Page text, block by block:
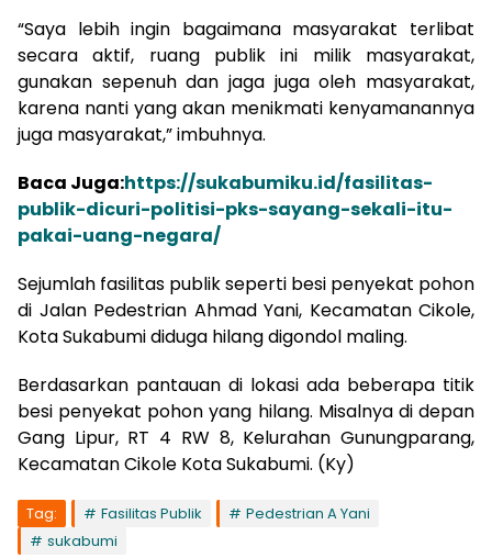
“Saya lebih ingin bagaimana masyarakat terlibat
secara aktif, ruang publik ini milik masyarakat,
gunakan sepenuh dan jaga juga oleh masyarakat,
karena nanti yang akan menikmati kenyamanannya
juga masyarakat,” imbuhnya.
Baca Juga:https://sukabumiku.id/fasilitas-
publik-dicuri-politisi-pks-sayang-sekali-itu-
pakai-uang-negara/
Sejumlah fasilitas publik seperti besi penyekat pohon
di Jalan Pedestrian Ahmad Yani, Kecamatan Cikole,
Kota Sukabumi diduga hilang digondol maling.
Berdasarkan pantauan di lokasi ada beberapa titik
besi penyekat pohon yang hilang. Misalnya di depan
Gang Lipur, RT 4 RW 8, Kelurahan Gunungparang,
Kecamatan Cikole Kota Sukabumi. (Ky)
Tag: Fasilitas Publik
Pedestrian A Yani
sukabumi